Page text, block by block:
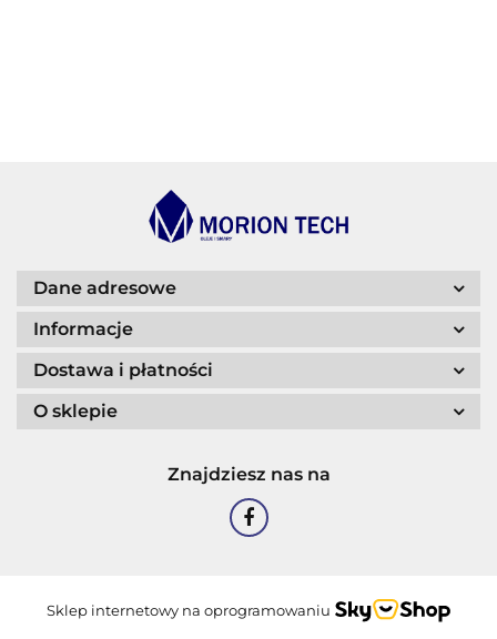
Dane adresowe
Informacje
Dostawa i płatności
O sklepie
Znajdziesz nas na
Sklep internetowy na oprogramowaniu